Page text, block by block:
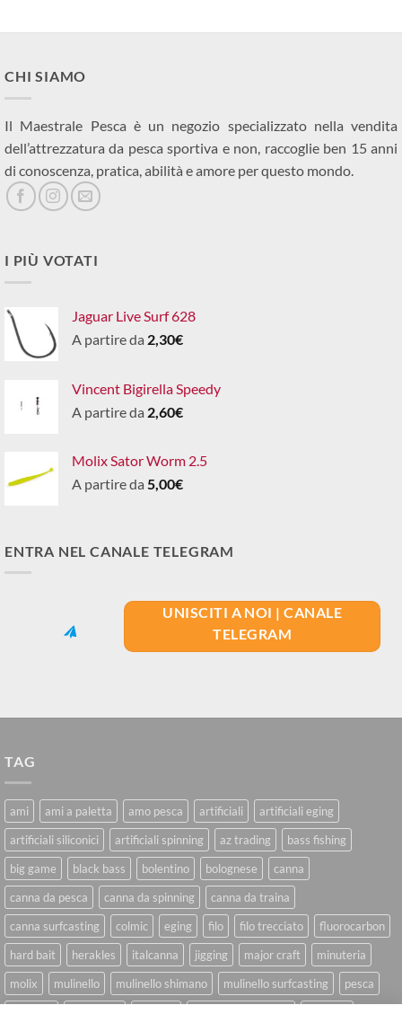
CHI SIAMO
Il Maestrale Pesca è un negozio specializzato nella vendita
dell’attrezzatura da pesca sportiva e non, raccoglie ben 15 anni
di conoscenza, pratica, abilità e amore per questo mondo.
I PIÙ VOTATI
Jaguar Live Surf 628
A partire da 2,30€
Vincent Bigirella Speedy
A partire da 2,60€
Molix Sator Worm 2.5
A partire da 5,00€
ENTRA NEL CANALE TELEGRAM
UNISCITI A NOI | CANALE
TELEGRAM
TAG
ami ami a paletta amo pesca artificiali
artificiali eging
artificiali siliconici
artificiali spinning az trading
bass fishing
big game
black bass bolentino bolognese
canna
canna da pesca
canna da spinning
canna da traina
canna surfcasting
colmic eging filo filo trecciato
fluorocarbon
hard bait
herakles italcanna jigging major craft
minuteria
molix
mulinello mulinello shimano mulinello surfcasting
pesca